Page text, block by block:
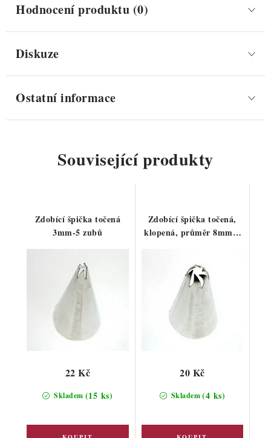
Hodnocení produktu (0)
Diskuze
Ostatní informace
Související produkty
Zdobící špička točená
3mm-5 zubů
Skladem (15 ks)
22 Kč
Zdobící špička točená,
klopená, průměr 8mm-6
Skladem(4 ks)
20 Kč